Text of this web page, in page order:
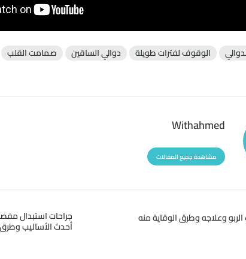
الوقوف لفترات طويلة دوالي الساقين صمامت القلب
Withahmed
مشاهدة جميع المقالات
جراحات استبدال
أحدث الأساليب
وعلاجه وطرق الوقاية منه